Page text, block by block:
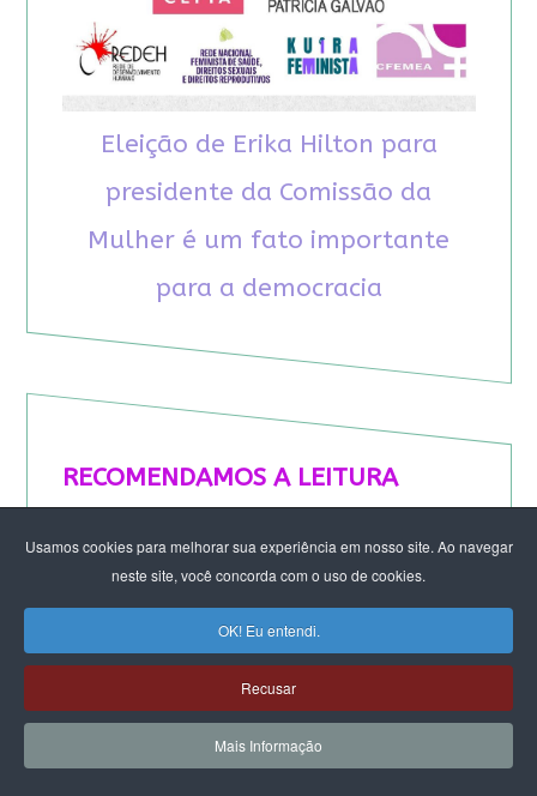
Usamos cookies para melhorar sua experiência em nosso site. Ao navegar
neste site, você concorda com o uso de cookies.
OK! Eu entendi.
Recusar
Mais Informação
Eleição de Erika Hilton para
presidente da Comissão da
Mulher é um fato importante
para a democracia
RECOMENDAMOS A LEITURA
August Nimtz prova que marxismo e
antirracismo são indissociáveis na luta
Rap transfeminista radical argentino na FLIPEI
Quem tem medo dos corpos trans?
Projetos de proteção às mulheres travados no
Congresso ameaçam a democracia
A revolução de Milton Santos